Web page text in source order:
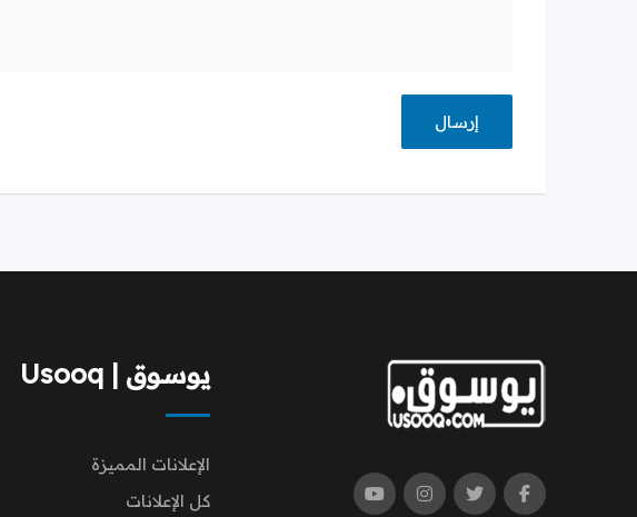
يوسوق | Usooq
الإعلانات المميزة
كل الإعلانات